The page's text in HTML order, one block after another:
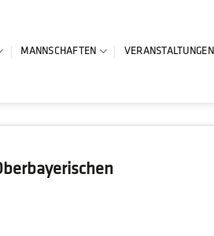
MANNSCHAFTEN VERANSTALTUNGEN